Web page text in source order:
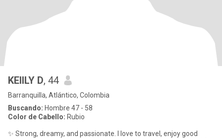
KEIILY D, 44
Barranquilla, Atlántico, Colombia
Buscando: Hombre 47 - 58
Color de Cabello: Rubio
✨ Strong, dreamy, and passionate. I love to travel, enjoy good